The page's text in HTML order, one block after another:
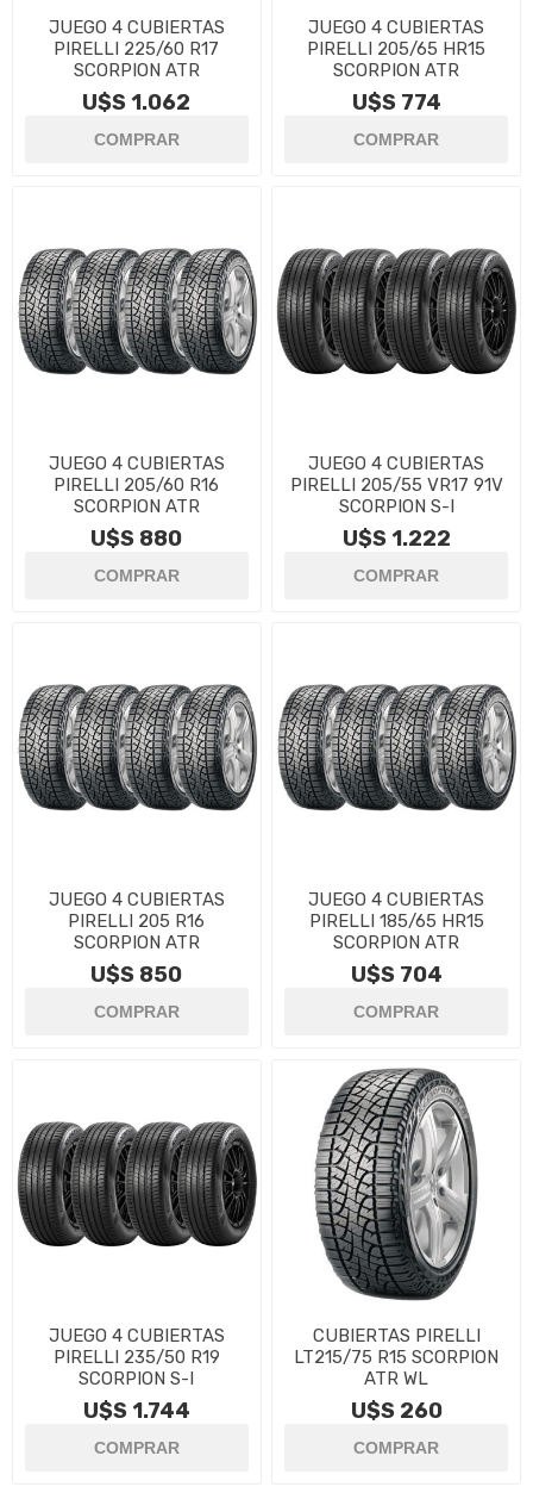
JUEGO 4 CUBIERTAS
PIRELLI 225/60 R17
SCORPION ATR
U$S 1.062
JUEGO 4 CUBIERTAS
PIRELLI 205/65 HR15
SCORPION ATR
U$S 774
JUEGO 4 CUBIERTAS
PIRELLI 205/60 R16
SCORPION ATR
U$S 880
JUEGO 4 CUBIERTAS
PIRELLI 205/55 VR17 91V
SCORPION S-I
U$S 1.222
JUEGO 4 CUBIERTAS
PIRELLI 205 R16
SCORPION ATR
U$S 850
JUEGO 4 CUBIERTAS
PIRELLI 185/65 HR15
SCORPION ATR
U$S 704
JUEGO 4 CUBIERTAS
PIRELLI 235/50 R19
SCORPION S-I
U$S 1.744
CUBIERTAS PIRELLI
LT215/75 R15 SCORPION
ATR WL
U$S 260